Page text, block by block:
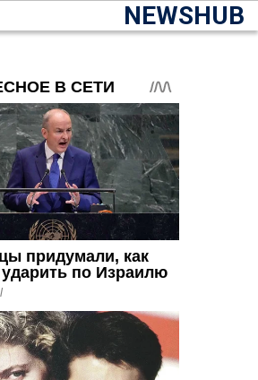
NEWSHUB